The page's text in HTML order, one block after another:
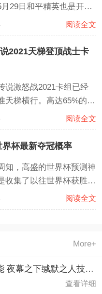
。而卡扎库斯能够很好的
面。克苏恩，破碎之劫也
配许多卡牌进行控制。
29日和平精英也是开展
职高手的联动，这次联动
步上线了联动皮肤，主要
笑、沐雨橙风、寒烟柔三
阅读全文
2021天梯登顶战士卡
说激怒战2021卡组已经
天梯横行。高达65%的胜
怒站能够轻松上传说。这
战士卡组依靠全新的激怒
体系成为了胜率超高的职
后继续过相对的海盗牌。
什·地狱咆哮拥有非常高
效果。如果能够利用好血
兵这套卡组将会战无不
阅读全文
杯最新夺冠概率
知，高盛的世界杯预测神
收集了以往世界杯获胜概
接模拟了数万次世界杯赛
级计算程序，经过5万次
测，这一次，高盛推算出
伍
阅读全文
More+
夜幕之下缄默之人技能
查看详细